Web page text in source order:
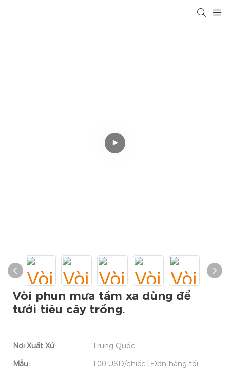
Vòi phun mưa tầm xa dùng để
tưới tiêu cây trồng.
Nơi Xuất Xứ:
Trung Quốc
Mẫu:
100 USD/chiếc | Đơn hàng tối